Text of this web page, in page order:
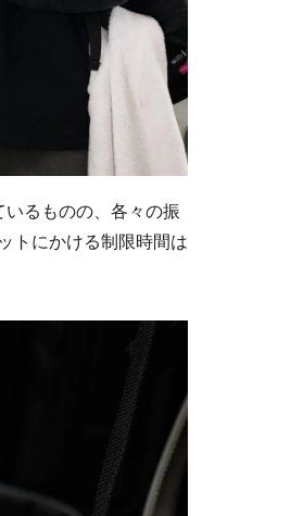
るものの、各々の振
トにかける制限時間は